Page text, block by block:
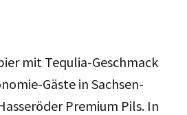
mit Tequlia-Geschmack
Gäste in Sachsen-
Premium Pils. In